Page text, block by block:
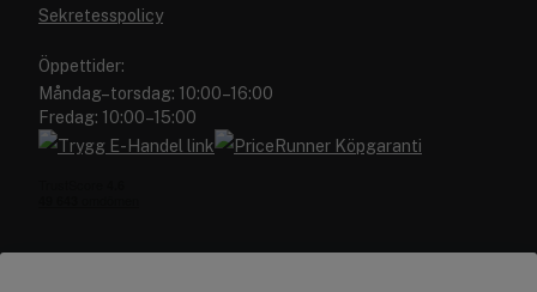
Sekretesspolicy
Öppettider:
Måndag–torsdag: 10:00–16:00
Fredag: 10:00–15:00